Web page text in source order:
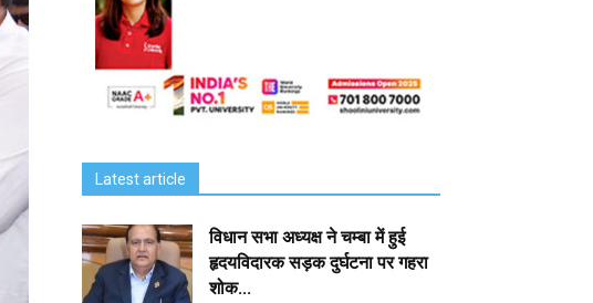
Latest article
विधान सभा अध्यक्ष ने चम्बा में हुई
हृदयविदारक सड़क दुर्घटना पर गहरा
शोक...